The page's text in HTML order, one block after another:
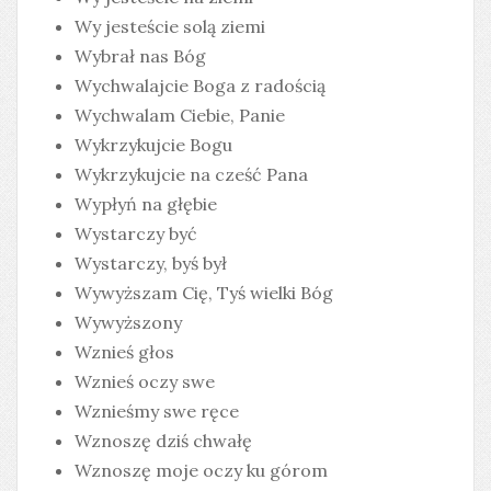
Wy jesteście solą ziemi
Wybrał nas Bóg
Wychwalajcie Boga z radością
Wychwalam Ciebie, Panie
Wykrzykujcie Bogu
Wykrzykujcie na cześć Pana
Wypłyń na głębie
Wystarczy być
Wystarczy, byś był
Wywyższam Cię, Tyś wielki Bóg
Wywyższony
Wznieś głos
Wznieś oczy swe
Wznieśmy swe ręce
Wznoszę dziś chwałę
Wznoszę moje oczy ku górom